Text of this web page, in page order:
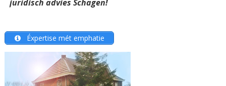
juridisch advies Schagen!
Éxpertise mét emphatie